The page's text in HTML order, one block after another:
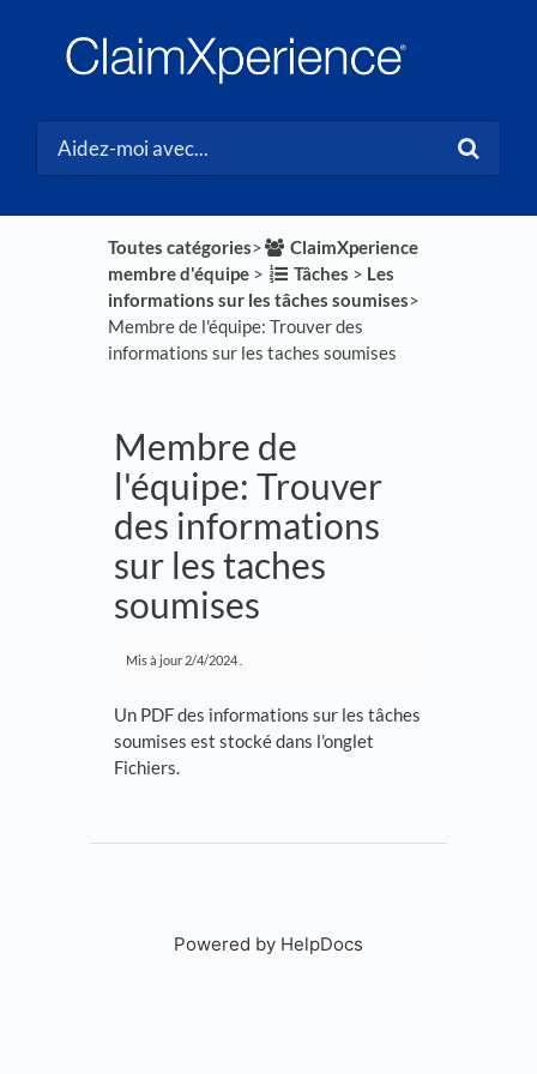
Toutes catégories​>​
​ClaimXperience
membre d'équipe​ > ​ ​Tâches ​ > ​ ​Les
informations sur les tâches soumises​>​
Membre de l'équipe: Trouver des
informations sur les taches soumises
Membre de
l'équipe: Trouver
des informations
sur les taches
soumises
Mis à jour 2/4/2024
Un PDF des informations sur les tâches
soumises est stocké dans l'onglet
Fichiers.
Powered by HelpDocs